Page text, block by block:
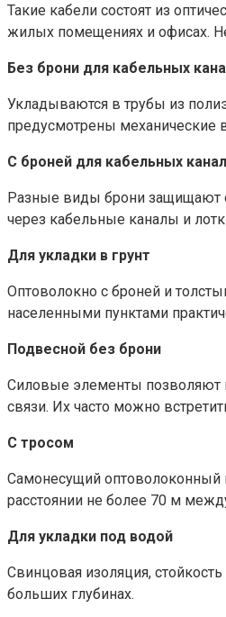
Такие кабели состоят из
жилых помещениях и офисах.
Без брони для кабельных
Укладываются в трубы из
предусмотрены механические
С броней для кабельных
Разные виды брони защищают
через кабельные каналы и
Для укладки в грунт
Оптоволокно с броней и
населенными пунктами
Подвесной без брони
Силовые элементы позволяют
связи. Их часто можно
С тросом
Самонесущий оптоволоконный
расстоянии не более 70 м
Для укладки под водой
Свинцовая изоляция,
больших глубинах.